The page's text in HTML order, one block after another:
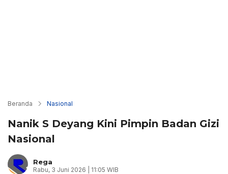
Beranda Nasional
Nanik S Deyang Kini Pimpin Badan Gizi
Nasional
Rega
Rabu, 3 Juni 2026 | 11:05 WIB